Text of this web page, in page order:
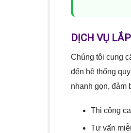
DỊCH VỤ
Chúng tôi cung
đến hệ thống
nhanh gọn, đảm
Thi công
Tư vấn